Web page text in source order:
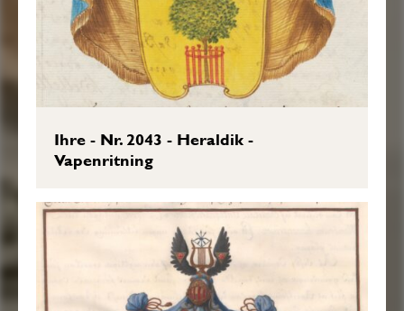
Krantsen är af Guld och Blått, och
Wapentäcket är till Yttra sidan Blått men
till den Inra af Guld. Aldeles som samma
Wapen med sina rätta och egenteliga
Sköldebrevet i original, RHA.
Transkription: Göran Mörner, 2019-04-
28.
Ihre - Nr. 2043 - Heraldik -
Vapenritning